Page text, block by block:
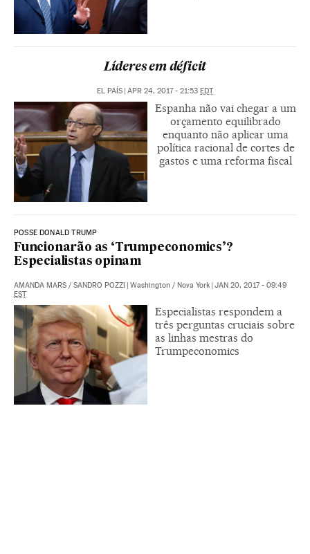
Líderes em déficit
EL PAÍS | APR 24, 2017 - 21:53 EDT
Espanha não vai chegar a um
orçamento equilibrado
enquanto não aplicar uma
política racional de cortes de
gastos e uma reforma fiscal
POSSE DONALD TRUMP
Funcionarão as ‘Trumpeconomics’?
Especialistas opinam
AMANDA MARS / SANDRO POZZI | Washington / Nova York | JAN 20, 2017 - 09:49
EST
Especialistas respondem a
três perguntas cruciais sobre
as linhas mestras do
Trumpeconomics